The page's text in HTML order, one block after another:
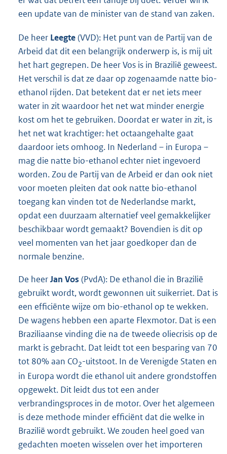
een update van de minister van de stand van zaken.
De heer Leegte(VVD): Het punt van de Partij van de
Arbeid dat dit een belangrijk onderwerp is, is mij uit
het hart gegrepen. De heer Vos is in Brazilië geweest.
Het verschil is dat ze daar op zogenaamde natte bio-
ethanol rijden. Dat betekent dat er net iets meer
water in zit waardoor het net wat minder energie
kost om het te gebruiken. Doordat er water in zit, is
het net wat krachtiger: het octaangehalte gaat
daardoor iets omhoog. In Nederland – in Europa –
mag die natte bio-ethanol echter niet ingevoerd
worden. Zou de Partij van de Arbeid er dan ook niet
voor moeten pleiten dat ook natte bio-ethanol
toegang kan vinden tot de Nederlandse markt,
opdat een duurzaam alternatief veel gemakkelijker
beschikbaar wordt gemaakt? Bovendien is dit op
veel momenten van het jaar goedkoper dan de
normale benzine.
De heerJan Vos (PvdA): De ethanol die in Brazilië
gebruikt wordt, wordt gewonnen uit suikerriet. Dat is
een efficiënte wijze om bio-ethanol op te wekken.
De wagens hebben een aparte Flexmotor. Dat is een
Braziliaanse vinding die na de tweede oliecrisis op de
markt is gebracht. Dat leidt tot een besparing van 70
tot 80% aan CO2-uitstoot. In de Verenigde Staten en
in Europa wordt die ethanol uit andere grondstoffen
opgewekt. Dit leidt dus tot een ander
verbrandingsproces in de motor. Over het algemeen
is deze methode minder efficiënt dat die welke in
Brazilië wordt gebruikt. We zouden heel goed van
gedachten moeten wisselen over het importeren